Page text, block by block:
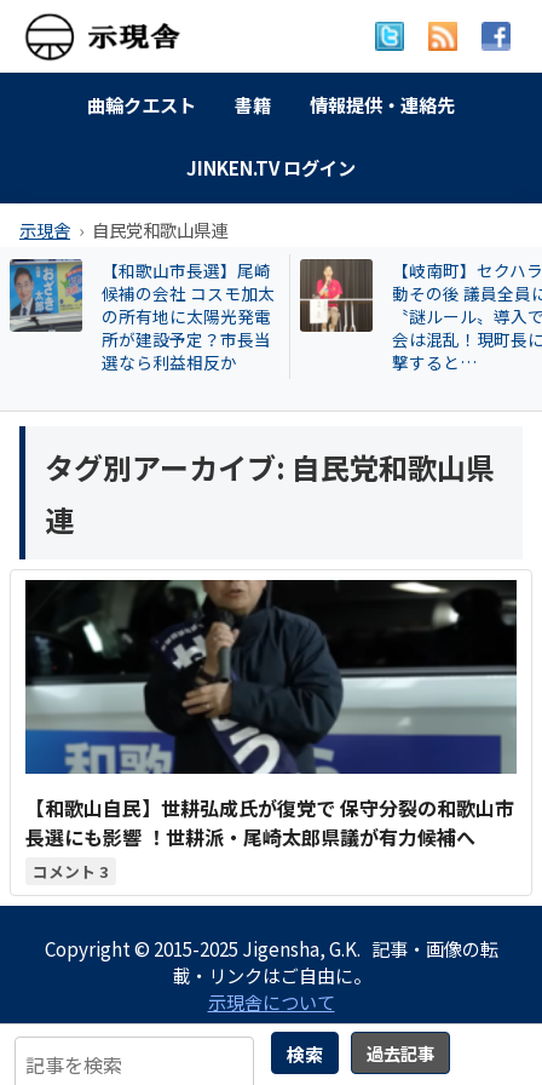
曲輪クエスト 書籍 情報提供・連絡先
JINKEN.TV ログイン
示現舎 自民党和歌山県連
【和歌山市長選】尾崎
候補の会社 コスモ加太
の所有地に太陽光発電
所が建設予定？市長当
選なら利益相反か
【岐南町】セクハ
動その後 議員全員
〝謎ルール〟導入
会は混乱！現町長
撃すると…
検索 過去記事
タグ別アーカイブ: 自民党和歌山県
連
【和歌山自民】世耕弘成氏が復党で 保守分裂の和歌山市
長選にも影響 ！世耕派・尾崎太郎県議が有力候補へ
3
Copyright © 2015-2025 Jigensha, G.K. 記事・画像の転
載・リンクはご自由に。
示現舎について